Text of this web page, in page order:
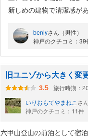
新しめの建物で清潔感があ
アメニティは一階ロビー
朝食は一階の松屋で。
した。（以前は1泊/2泊で
周囲はコンビニが何軒か
少し駅から遠いですが、
マリオット修行にも良いホ
benlyさん（男性）
神戸のクチコミ：39
旧ユニゾから大きく変
3.5
旅行時期：
いりおもてやまねこ さ
神戸のクチコミ：11件
六甲山登山の前泊として宿